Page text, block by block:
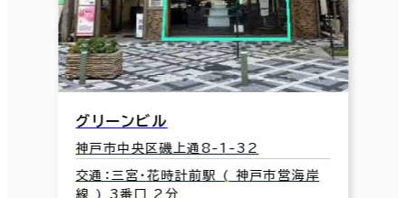
グリーンビル
神戸市中央区磯上通8-1-32
交通：三宮・花時計前駅 ( 神戸市営海岸
線 ) 3番口 2分